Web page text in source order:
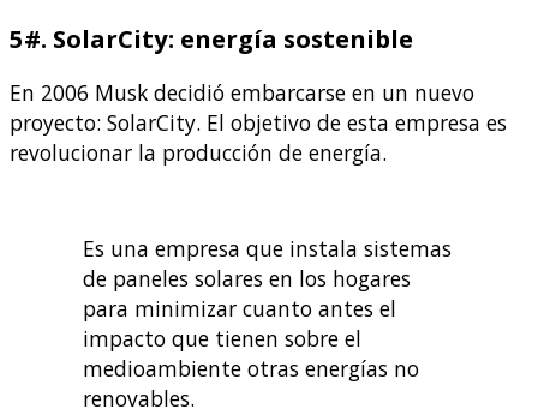
5#. SolarCity: energía sostenible
En 2006 Musk decidió embarcarse en un nuevo
proyecto: SolarCity. El objetivo de esta empresa es
revolucionar la producción de energía.
Es una empresa que instala sistemas
de paneles solares en los hogares
para minimizar cuanto antes el
impacto que tienen sobre el
medioambiente otras energías no
renovables.